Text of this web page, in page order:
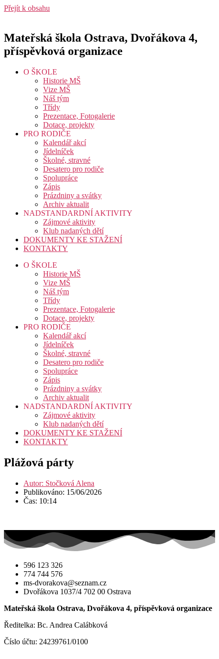
Přejít k obsahu
Mateřská škola Ostrava, Dvořákova 4,
příspěvková organizace
O ŠKOLE
Historie MŠ
Vize MŠ
Náš tým
Třídy
Prezentace, Fotogalerie
Dotace, projekty
PRO RODIČE
Kalendář akcí
Jídelníček
Školné, stravné
Desatero pro rodiče
Spolupráce
Zápis
Prázdniny a svátky
Archiv aktualit
NADSTANDARDNÍ AKTIVITY
Zájmové aktivity
Klub nadaných dětí
DOKUMENTY KE STAŽENÍ
KONTAKTY
O ŠKOLE
Historie MŠ
Vize MŠ
Náš tým
Třídy
Prezentace, Fotogalerie
Dotace, projekty
PRO RODIČE
Kalendář akcí
Jídelníček
Školné, stravné
Desatero pro rodiče
Spolupráce
Zápis
Prázdniny a svátky
Archiv aktualit
NADSTANDARDNÍ AKTIVITY
Zájmové aktivity
Klub nadaných dětí
DOKUMENTY KE STAŽENÍ
KONTAKTY
Plážová párty
Autor: Stočková Alena
Publikováno: 15/06/2026
Čas: 10:14
596 123 326
774 744 576
ms-dvorakova@seznam.cz
Dvořákova 1037/4 702 00 Ostrava
Mateřská škola Ostrava, Dvořákova 4, příspěvková organizace
Ředitelka: Bc. Andrea Calábková
Číslo účtu: 24239761/0100